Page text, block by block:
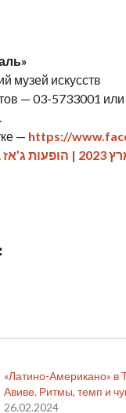
музей искусств
— 03-5733001 или
— https://
פסטיבל לטינו — אמריקה בתל אביב — מרץ
«Латино-Американо» в
Авиве. Ритмы, темп и
26.02.2024